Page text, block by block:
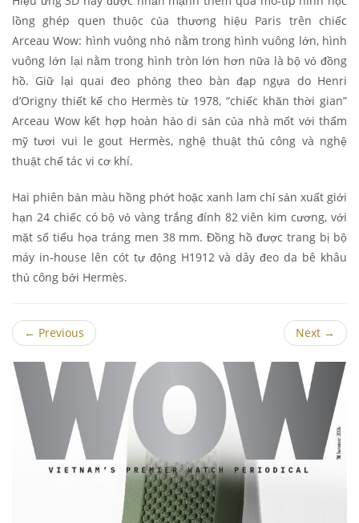
lồng ghép quen thuộc của thương hiệu Paris trên chiếc
Arceau Wow: hình vuông nhỏ nằm trong hình vuông lớn, hình
vuông lớn lại nằm trong hình tròn lớn hơn nữa là bộ vỏ đồng
hồ. Giữ lại quai đeo phỏng theo bàn đạp ngựa do Henri
d’Origny thiết kế cho Hermès từ 1978, “chiếc khăn thời gian”
Arceau Wow kết hợp hoàn hảo di sản của nhà mốt với thẩm
mỹ tươi vui le gout Hermès, nghệ thuật thủ công và nghệ
thuật chế tác vi cơ khí.
Hai phiên bản màu hồng phớt hoặc xanh lam chỉ sản xuất giới
hạn 24 chiếc có bộ vỏ vàng trắng đính 82 viên kim cương, với
mặt số tiểu họa tráng men 38 mm. Đồng hồ được trang bị bộ
máy in-house lên cót tự động H1912 và dây đeo da bê khâu
thủ công bởi Hermès.
← Previous Next →